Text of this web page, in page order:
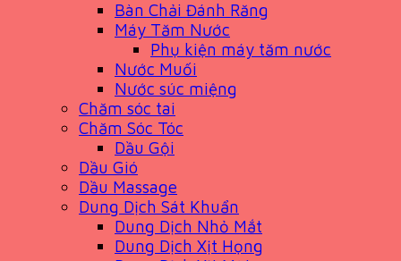
Bàn Chải Đánh Răng
Máy Tăm Nước
Phụ kiện máy tăm nước
Nước Muối
Nước súc miệng
Chăm sóc tai
Chăm Sóc Tóc
Dầu Gội
Dầu Gió
Dầu Massage
Dung Dịch Sát Khuẩn
Dung Dịch Nhỏ Mắt
Dung Dịch Xịt Họng